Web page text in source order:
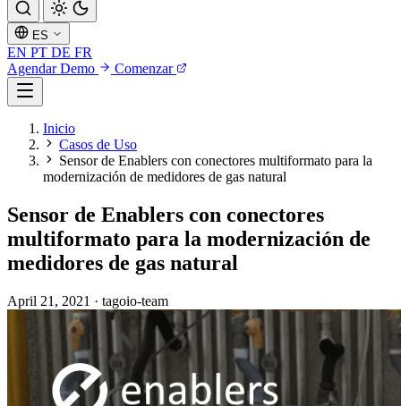
ES
EN PT DE FR
Agendar Demo
Comenzar
Inicio
Casos de Uso
Sensor de Enablers con conectores multiformato para la
modernización de medidores de gas natural
Sensor de Enablers con conectores
multiformato para la modernización de
medidores de gas natural
April 21, 2021 · tagoio-team